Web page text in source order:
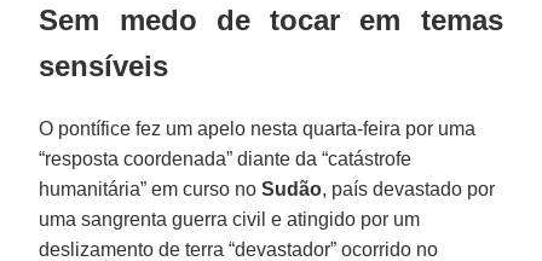
Sem medo de tocar em temas
sensíveis
O pontífice fez um apelo nesta quarta-feira por uma
“resposta coordenada” diante da “catástrofe
humanitária” em curso noSudão, país devastado por
uma sangrenta guerra civil e atingido por um
deslizamento de terra “devastador” ocorrido no